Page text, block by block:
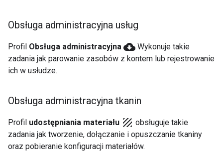
Obsługa administracyjna usług
Profil Obsługa administracyjna cloud_download Wykonuje takie
zadania jak parowanie zasobów z kontem lub rejestrowanie
ich w usłudze.
Obsługa administracyjna tkanin
Profil udostępniania materiału texture obsługuje takie
zadania jak tworzenie, dołączanie i opuszczanie tkaniny
oraz pobieranie konfiguracji materiałów.